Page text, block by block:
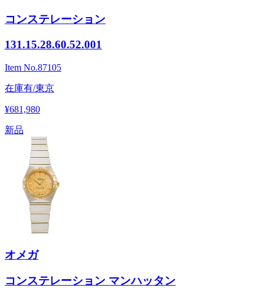
コンステレーション
131.15.28.60.52.001
Item No.87105
在庫有/東京
¥681,980
新品
オメガ
コンステレーション マンハッタン